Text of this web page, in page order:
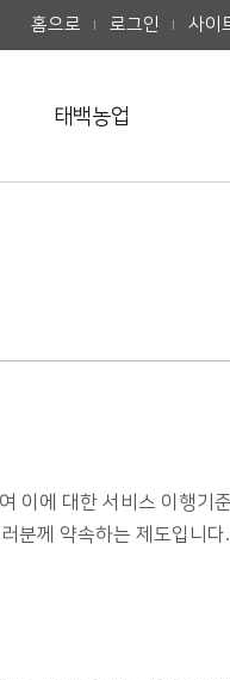
홈으로 로그인 사이
태백농업
이에 대한 서비스 이행기
분께 약속하는 제도입니다.